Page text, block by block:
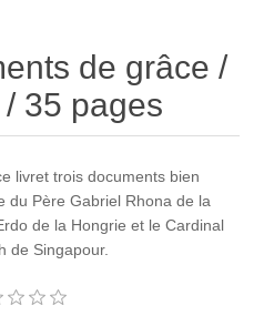
de grâce /
35 pages
livret trois documents bien
du Père Gabriel Rhona de la
de la Hongrie et le Cardinal
de Singapour.